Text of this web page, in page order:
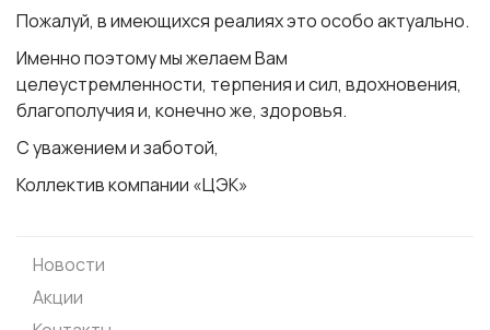
Пожалуй, в имеющихся реалиях это особо актуально.
Именно поэтому мы желаем Вам
целеустремленности, терпения и сил, вдохновения,
благополучия и, конечно же, здоровья.
С уважением и заботой,
Коллектив компании «ЦЭК»
Новости
Акции